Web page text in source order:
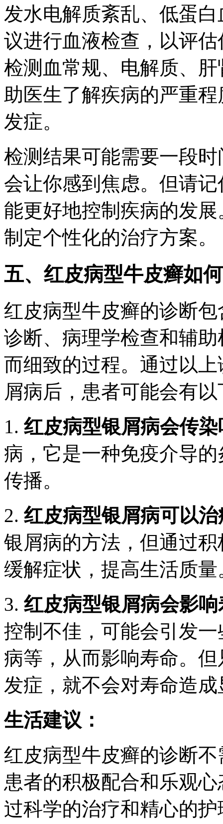
发水电解质紊乱、低蛋
议进行血液检查，以评
检测血常规、电解质、
助医生了解疾病的严重
发症。
检测结果可能需要一段
会让你感到焦虑。但请
能更好地控制疾病的发
制定个性化的治疗方案。
五、红皮病型牛皮癣如
红皮病型牛皮癣的诊断
诊断、病理学检查和辅
而细致的过程。通过以
屑病后，患者可能会有
1. 红皮病型银屑病会传染
病，它是一种免疫介导
传播。
2. 红皮病型银屑病可以
银屑病的方法，但通过
缓解症状，提高生活质量
3. 红皮病型银屑病会影
控制不佳，可能会引发
病等，从而影响寿命。
发症，就不会对寿命造
生活建议：
红皮病型牛皮癣的诊断
患者的积极配合和乐观
过科学的治疗和精心的